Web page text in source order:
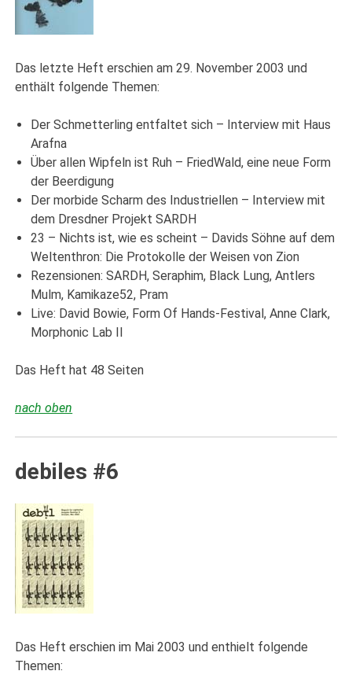
Das letzte Heft erschien am 29. November 2003 und
enthält folgende Themen:
Der Schmetterling entfaltet sich – Interview mit Haus
Arafna
Über allen Wipfeln ist Ruh – FriedWald, eine neue Form
der Beerdigung
Der morbide Scharm des Industriellen – Interview mit
dem Dresdner Projekt SARDH
23 – Nichts ist, wie es scheint – Davids Söhne auf dem
Weltenthron: Die Protokolle der Weisen von Zion
Rezensionen: SARDH, Seraphim, Black Lung, Antlers
Mulm, Kamikaze52, Pram
Live: David Bowie, Form Of Hands-Festival, Anne Clark,
Morphonic Lab II
Das Heft hat 48 Seiten
nach oben
debiles #6
Das Heft erschien im Mai 2003 und enthielt folgende
Themen: